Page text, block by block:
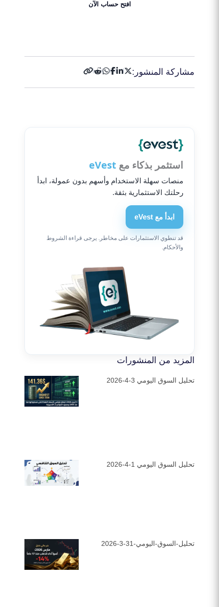
افتح حساب الآن
مشاركة المنشور:
استثمر بذكاء مع eVest
منصات سهلة الاستخدام وأسهم بدون عمولة، ابدأ
رحلتك الاستثمارية بثقة.
ابدأ مع eVest
قد تنطوي الاستثمارات على مخاطر. يرجى قراءة الشروط
والأحكام.
المزيد من المنشورات
تحليل السوق اليومي 3-4-2026
تحليل السوق اليومي 1-4-2026
تحليل-السوق-اليومي-31-3-2026